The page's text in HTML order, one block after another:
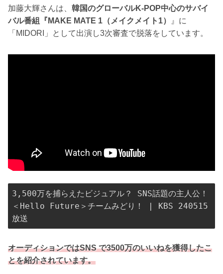
加藤大輝さんは、 韓国のグローバルK-POP中心のサバイ
バル番組『MAKE MATE 1（メイクメイト1）
』に
「MIDORI」として出演し3次審査で脱落をしています。
3,500万を捕らえたビジュアル？ SNS話題の主人公！
＜Hello Future＞チームみどり！ | KBS 240515
放送
オーディションではSNS で3500万のいいねを獲得したこ
とを紹介されています。